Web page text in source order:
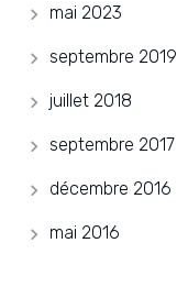
mai 2023
septembre 2019
juillet 2018
septembre 2017
décembre 2016
mai 2016